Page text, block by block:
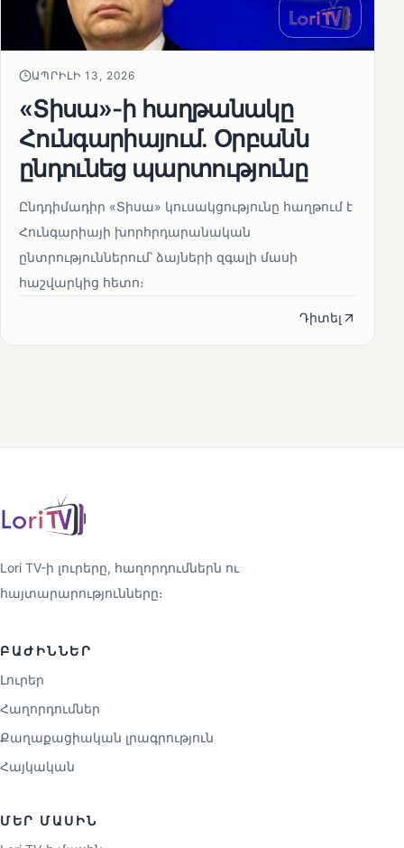
ԱՊՐԻԼԻ 13, 2026
«Տիսա»-ի հաղթանակը
Հունգարիայում․ Օրբանն
ընդունեց պարտությունը
Ընդդիմադիր «Տիսա» կուսակցությունը հաղթում է
Հունգարիայի խորհրդարանական
ընտրություններում՝ ձայների զգալի մասի
հաշվարկից հետո։
Դիտել
Lori TV-ի լուրերը, հաղորդումներն ու
հայտարարությունները։
ԲԱԺԻՆՆԵՐ
Լուրեր
Հաղորդումներ
Քաղաքացիական լրագրություն
Հայկական
ՄԵՐ ՄԱՍԻՆ